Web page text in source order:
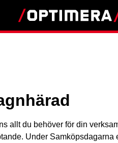
allt du behöver för din
Under Samköpsdagarna